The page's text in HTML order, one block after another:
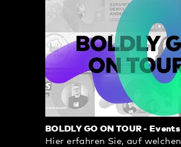
BOLDLY GO ON TOUR - Events
Hier erfahren Sie, auf welchen